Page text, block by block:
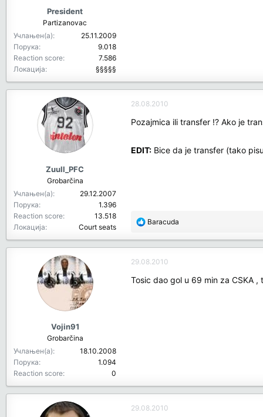
President
Partizanovac
Учлањен(а)
25.11.2009
Порука
9.018
Reaction score
7.586
Локација
§§§§§
Zuull_PFC
Grobarčina
Учлањен(а)
29.12.2007
Порука
1.396
Reaction score
13.518
Локација
Court seats
28.08.2010
Pozajmica ili transfer !? Ako je
EDIT: Bice da je transfer (tako
R
a
t
i
Baracuda
Vojin91
Grobarčina
Учлањен(а)
18.10.2008
Порука
1.094
Reaction score
0
29.08.2010
Tosic dao gol u 69 min za CSKA ,
29.08.2010